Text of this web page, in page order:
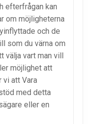
efterfrågan kan
om möjligheterna
och de
som du värna om
vart man vill
möjlighet att
vi att Vara
med detta
eller en